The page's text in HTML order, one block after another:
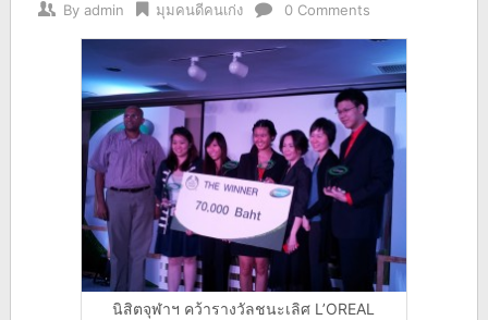
By admin มุมคนดีคนเก่ง 0 Comments
นิสิตจุฬาฯ คว้ารางวัลชนะเลิศ L’OREAL